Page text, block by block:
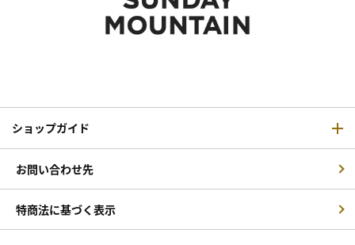
ショップガイド
お問い合わせ先
特商法に基づく表示